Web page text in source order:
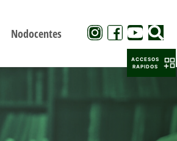
Nodocentes
ACCESOS
RAPIDOS